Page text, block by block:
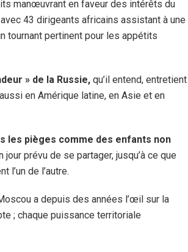
manœuvrant en faveur des intérêts du
43 dirigeants africains assistant à une
tournant pertinent pour les appétits
» de la Russie, qu’il entend, entretient
en Amérique latine, en Asie et en
les pièges comme des enfants non
prévu de se partager, jusqu’à ce que
l’un de l’autre.
a depuis des années l’œil sur la
; chaque puissance territoriale